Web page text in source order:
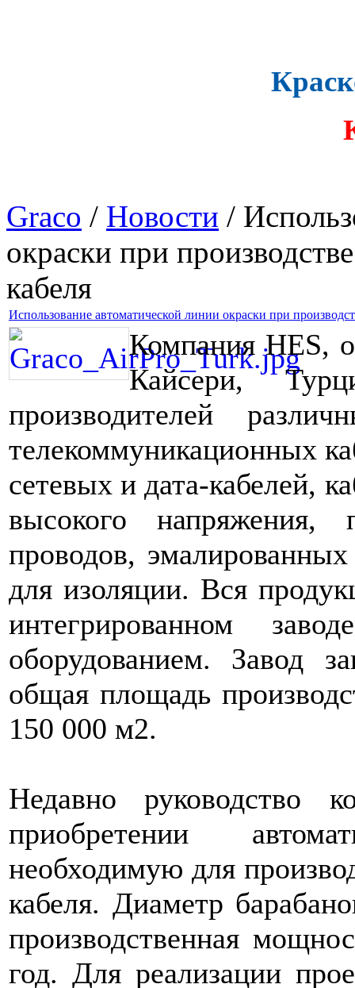
Graco / Новости /
окраски при
кабеля
Использование автоматической линии окраски при
Компания HES,
Кайсери,
производителей
телекоммуникационных
сетевых и дата-кабелей,
высокого
проводов,
для изоляции. Вся
интегрированном
оборудованием. Завод
общая площадь
150 000 м2.
Недавно руководство
приобретении
необходимую для
кабеля. Диаметр
производственная
год. Для реализации